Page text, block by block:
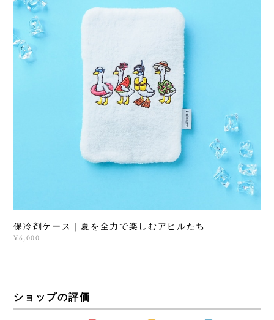
保冷剤ケース｜夏を全力で楽しむアヒルたち
¥6,000
ショップの評価